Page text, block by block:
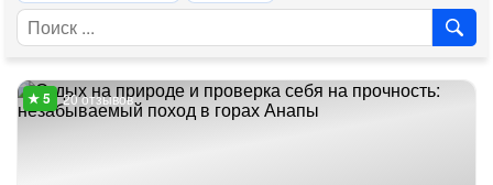
20 отзывов